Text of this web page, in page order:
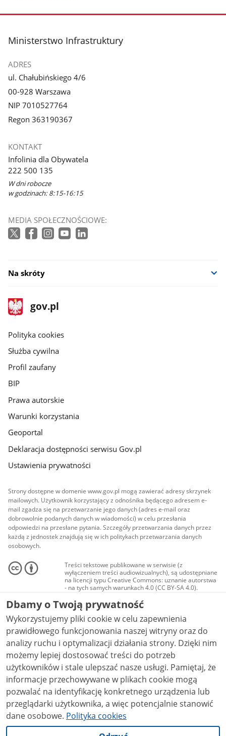
stopka
Ministerstwo Infrastruktury
ADRES
ul. Chałubińskiego 4/6
00-928 Warszawa
NIP 7010527764
Regon 363190367
KONTAKT
Infolinia dla Obywatela
222 500 135
W dni robocze
w godzinach: 8:15-16:15
MEDIA SPOŁECZNOŚCIOWE:
Na skróty
stopka
gov.pl
Strona
gov.pl
gov.pl
Polityka cookies
Służba cywilna
Profil zaufany
BIP
Prawa autorskie
Warunki korzystania
Geoportal
Deklaracja dostępności serwisu Gov.pl
Ustawienia prywatności
Strony dostępne w domenie www.gov.pl mogą zawierać adresy skrzynek
mailowych. Użytkownik korzystający z odnośnika będącego adresem e-
mail zgadza się na przetwarzanie jego danych (adres e-mail oraz
dobrowolnie podanych danych w wiadomości) w celu przesłania
odpowiedzi na przesłane pytania. Szczegóły przetwarzania danych przez
każdą z jednostek znajdują się w ich politykach przetwarzania danych
osobowych.
Treści tekstowe publikowane w serwisie (z
wyłączeniem treści audiowizualnych), są udostępniane
na licencji typu Creative Commons: uznanie autorstwa
- na tych samych warunkach 4.0 (CC BY-SA 4.0).
Materiały audiowizualne, w tym zdjęcia, materiały
audio i wideo, są udostępniane na licencji typu
Creative Commons: uznanie autorstwa użycie
niekomercyjne - bez utworów zależnych 4.0 (CC BY-
NC-ND 4.0), o ile nie jest to stwierdzone inaczej.
Dbamy o Twoją prywatność
Wykorzystujemy pliki cookie w celu zapewnienia
prawidłowego funkcjonowania naszej witryny oraz do
analizy ruchu i optymalizacji działania strony. Dzięki nim
możemy lepiej dostosować treści do potrzeb
użytkowników i stale ulepszać nasze usługi. Pamiętaj, że
informacje przechowywane w plikach cookie mogą
pozwalać na identyfikację konkretnego urządzenia lub
przeglądarki użytkownika, a więc potencjalnie stanowić
dane osobowe. Polityka cookies